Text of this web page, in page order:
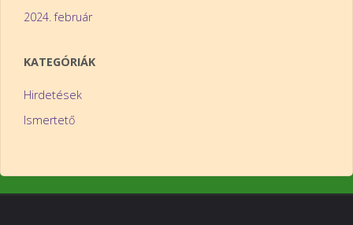
2024. február
KATEGÓRIÁK
Hirdetések
Ismertető